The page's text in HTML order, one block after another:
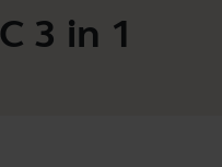
3 in 1